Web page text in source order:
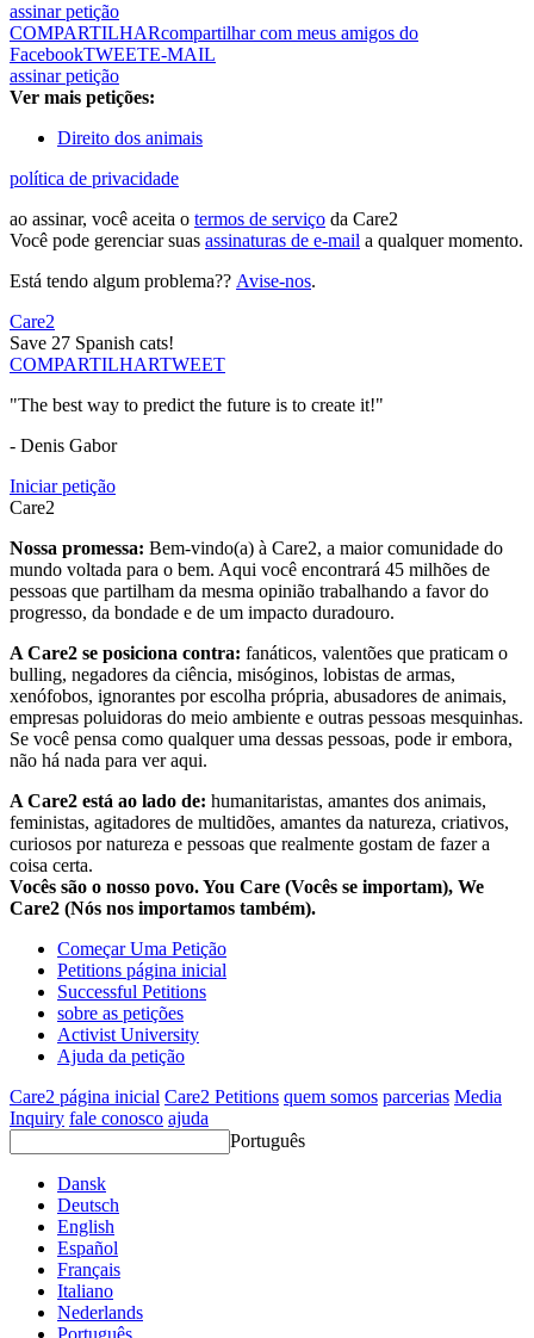
assinar petição
COMPARTILHARcompartilhar com meus amigos do
FacebookTWEETE-MAIL
assinar petição
Ver mais petições:
Direito dos animais
política de privacidade
ao assinar, você aceita o termos de serviço da Care2
Você pode gerenciar suas assinaturas de e-mail a qualquer momento.
Está tendo algum problema?? Avise-nos.
Care2
Save 27 Spanish cats!
COMPARTILHARTWEET
"The best way to predict the future is to create it!"
- Denis Gabor
Iniciar petição
Care2
Nossa promessa: Bem-vindo(a) à Care2, a maior comunidade do
mundo voltada para o bem. Aqui você encontrará 45 milhões de
pessoas que partilham da mesma opinião trabalhando a favor do
progresso, da bondade e de um impacto duradouro.
A Care2 se posiciona contra: fanáticos, valentões que praticam o
bulling, negadores da ciência, misóginos, lobistas de armas,
xenófobos, ignorantes por escolha própria, abusadores de animais,
empresas poluidoras do meio ambiente e outras pessoas mesquinhas.
Se você pensa como qualquer uma dessas pessoas, pode ir embora,
não há nada para ver aqui.
A Care2 está ao lado de: humanitaristas, amantes dos animais,
feministas, agitadores de multidões, amantes da natureza, criativos,
curiosos por natureza e pessoas que realmente gostam de fazer a
coisa certa.
Vocês são o nosso povo. You Care (Vocês se importam), We
Care2 (Nós nos importamos também).
Começar Uma Petição
Petitions página inicial
Successful Petitions
sobre as petições
Activist University
Ajuda da petição
Care2 página inicial Care2 Petitions quem somos parcerias Media
Inquiry fale conosco ajuda
Português
Dansk
Deutsch
English
Español
Français
Italiano
Nederlands